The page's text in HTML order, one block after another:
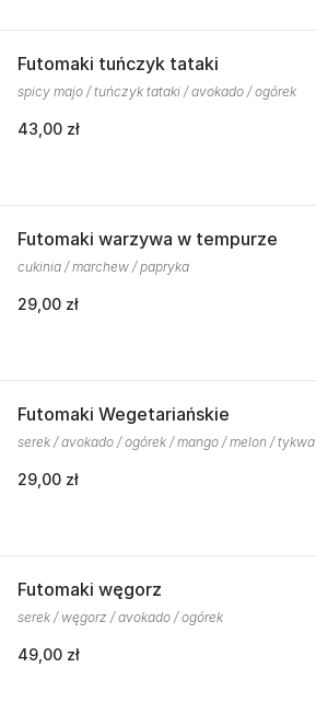
Futomaki tuńczyk tataki
spicy majo / tuńczyk tataki / avokado / ogórek
43,00 zł
Futomaki warzywa w tempurze
cukinia / marchew / papryka
29,00 zł
Futomaki Wegetariańskie
serek / avokado / ogórek / mango / melon / tykwa
29,00 zł
Futomaki węgorz
serek / węgorz / avokado / ogórek
49,00 zł